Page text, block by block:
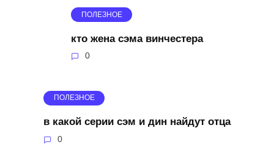
ПОЛЕЗНОЕ
кто жена сэма винчестера
0
ПОЛЕЗНОЕ
в какой серии сэм и дин найдут отца
0